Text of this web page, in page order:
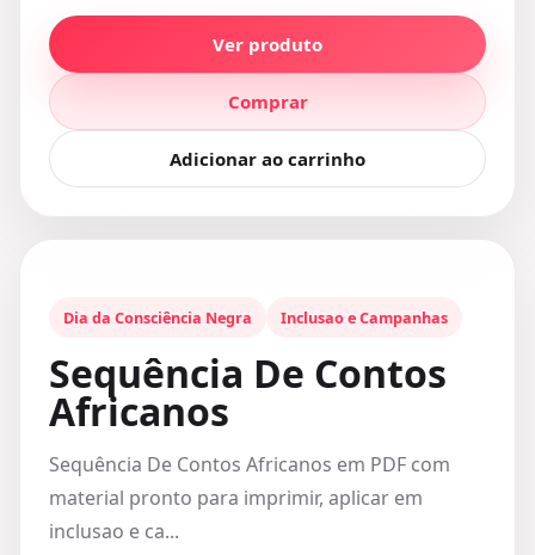
Ver produto
Comprar
Adicionar ao carrinho
Dia da Consciência Negra Inclusao e Campanhas
Sequência De Contos
Africanos
Sequência De Contos Africanos em PDF com
material pronto para imprimir, aplicar em
inclusao e ca...